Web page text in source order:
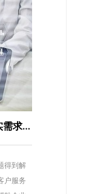
挑战
得到解
户服务